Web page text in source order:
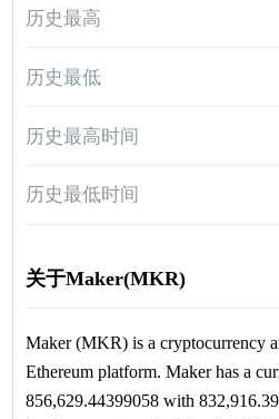
历史最高
历史最低
历史最高时间
历史最低时间
关于Maker(MKR)
Maker (MKR) is a cryptocurrency
Ethereum platform. Maker has a
856,629.44399058 with